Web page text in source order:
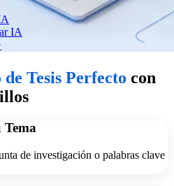
IA
Tesis Perfecto con
Tema
de investigación o palabras clave